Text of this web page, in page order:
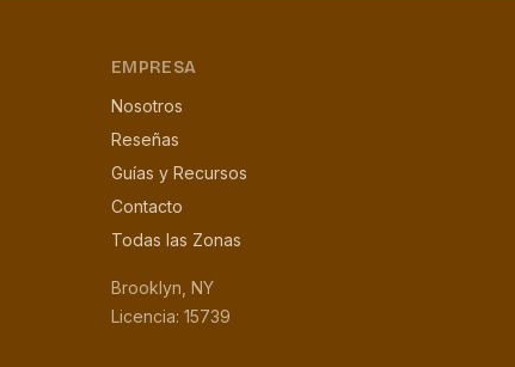
EMPRESA
Nosotros
Reseñas
Guías y Recursos
Contacto
Todas las Zonas
Brooklyn, NY
Licencia: 15739